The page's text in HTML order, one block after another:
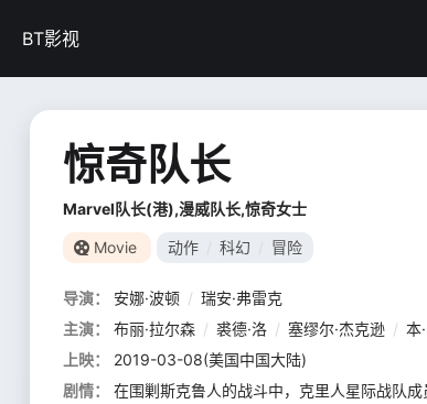
BT影视
惊奇队长
Marvel队长(港),漫威队长,惊奇女士
Movie 动作 科幻 冒险
导演： 安娜·波顿 / 瑞安·弗雷克
主演：
布丽·拉尔森 / 裘德·洛 / 塞缪尔·杰克逊 / 本
上映：
2019-03-08(美国中国大陆)
剧情：
在围剿斯克鲁人的战斗中，克里人星际战队